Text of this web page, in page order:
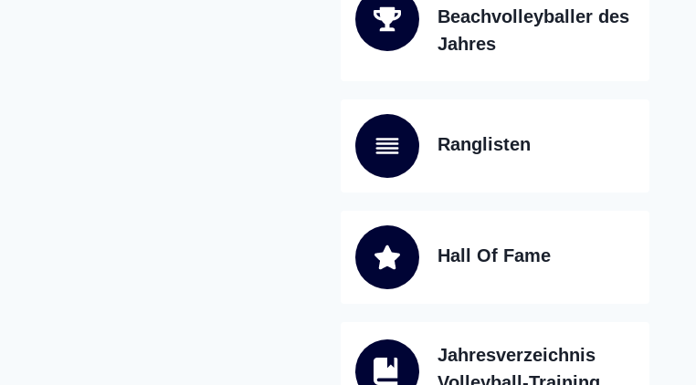
Beachvolleyballer des
Jahres
Ranglisten
Hall Of Fame
Jahresverzeichnis